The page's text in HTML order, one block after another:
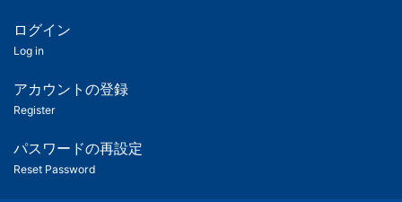
ツ
匿
名
ユ
ー
ログイン
Log in
アカウントの登録
Register
パスワードの再設定
Reset Password